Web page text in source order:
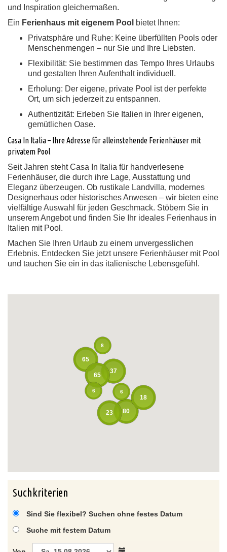
und Inspiration gleichermaßen.
Ein Ferienhaus mit eigenem Pool bietet Ihnen:
Privatsphäre und Ruhe: Keine überfüllten Pools oder
Menschenmengen – nur Sie und Ihre Liebsten.
Flexibilität: Sie bestimmen das Tempo Ihres Urlaubs
und gestalten Ihren Aufenthalt individuell.
Erholung: Der eigene, private Pool ist der perfekte
Ort, um sich jederzeit zu entspannen.
Authentizität: Erleben Sie Italien in Ihrer eigenen,
gemütlichen Oase.
Casa In Italia – Ihre Adresse für alleinstehende Ferienhäuser mit
privatem Pool
Seit Jahren steht Casa In Italia für handverlesene
Ferienhäuser, die durch ihre Lage, Ausstattung und
Eleganz überzeugen. Ob rustikale Landvilla, modernes
Designerhaus oder historisches Anwesen – wir bieten eine
vielfältige Auswahl für jeden Geschmack. Stöbern Sie in
unserem Angebot und finden Sie Ihr ideales Ferienhaus in
Italien mit Pool.
Machen Sie Ihren Urlaub zu einem unvergesslichen
Erlebnis. Entdecken Sie jetzt unsere Ferienhäuser mit Pool
und tauchen Sie ein in das italienische Lebensgefühl.
80
18
65
37
65
23
6
6
8
Suchkriterien
Sind Sie flexibel? Suchen ohne festes Datum
Suche mit festem Datum